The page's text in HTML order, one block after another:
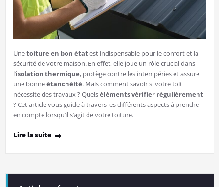
Unetoiture en bon étatest indispensable pour le confort et la
sécurité de votre maison. En effet, elle joue un rôle crucial dans
l’isolation thermique, protège contre les intempéries et assure
une bonneétanchéité. Mais comment savoir si votre toit
nécessite des travaux ? Quelséléments vérifier régulièrement
? Cet article vous guide à travers les différents aspects à prendre
en compte lorsqu’il s’agit de votre toiture.
Lire la suite